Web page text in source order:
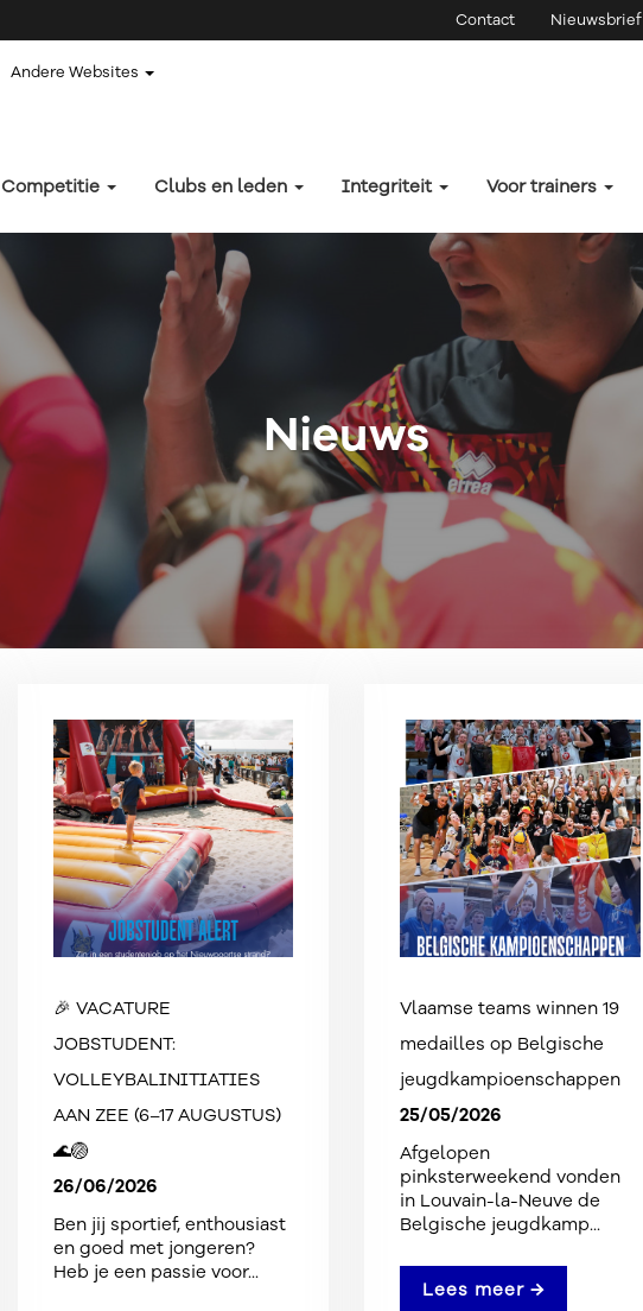
Contact Nieuwsbrief
Andere Websites
Competitie Clubs en leden Integriteit Voor trainers
Nieuws
🎉 VACATURE
JOBSTUDENT:
VOLLEYBALINITIATIES
AAN ZEE (6–17 AUGUSTUS)
🌊🏐
26/06/2026
Ben jij sportief, enthousiast
en goed met jongeren?
Heb je een passie voor...
Vlaamse teams winnen 19
medailles op Belgische
jeugdkampioenschappen
25/05/2026
Afgelopen
pinksterweekend vonden
in Louvain-la-Neuve de
Belgische jeugdkamp...
Lees meer →